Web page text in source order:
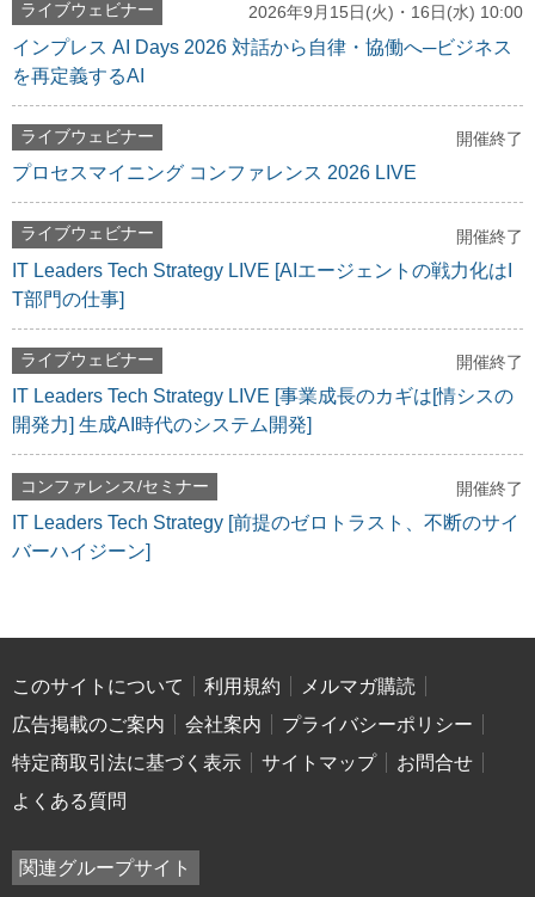
ライブウェビナー 2026年9月15日(火)・16日(水) 10:00
インプレス AI Days 2026 対話から自律・協働へ─ビジネス
を再定義するAI
ライブウェビナー 開催終了
プロセスマイニング コンファレンス 2026 LIVE
ライブウェビナー 開催終了
IT Leaders Tech Strategy LIVE [AIエージェントの戦力化はI
T部門の仕事]
ライブウェビナー 開催終了
IT Leaders Tech Strategy LIVE [事業成長のカギは[情シスの
開発力] 生成AI時代のシステム開発]
コンファレンス/セミナー 開催終了
IT Leaders Tech Strategy [前提のゼロトラスト、不断のサイ
バーハイジーン]
このサイトについて 利用規約
メルマガ購読
広告掲載のご案内
会社案内
プライバシーポリシー
特定商取引法に基づく表示
サイトマップ
お問合せ
よくある質問
関連グループサイト